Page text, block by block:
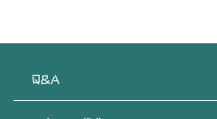
Q&A